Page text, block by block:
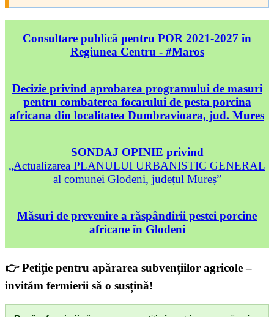
Consultare publică pentru POR 2021-2027 în
Regiunea Centru - #Maros
Decizie privind aprobarea programului de masuri
pentru combaterea focarului de pesta porcina
africana din localitatea Dumbravioara, jud. Mures
SONDAJ OPINIE privind
„Actualizarea PLANULUI URBANISTIC GENERAL
al comunei Glodeni, județul Mureș”
Măsuri de prevenire a răspândirii pestei porcine
africane în Glodeni
👉 Petiție pentru apărarea subvențiilor agricole –
invităm fermierii să o susțină!